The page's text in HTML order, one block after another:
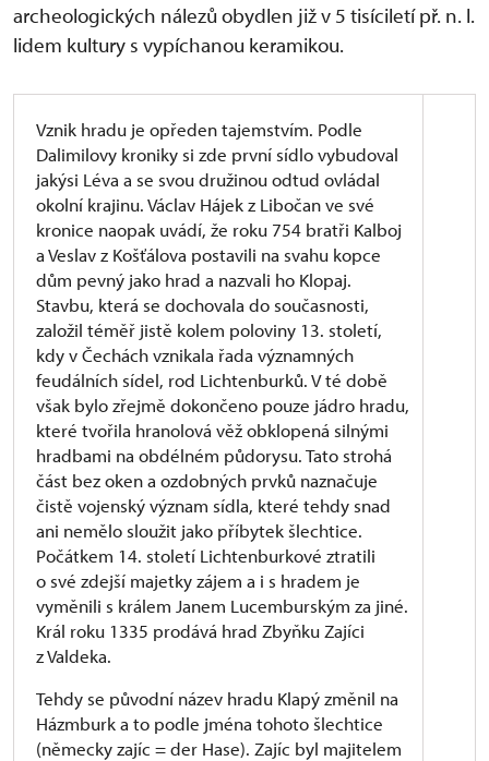
archeologických nálezů obydlen již v 5 tisíciletí př. n. l.
lidem kultury s vypíchanou keramikou.
Vznik hradu je opředen tajemstvím. Podle
Dalimilovy kroniky si zde první sídlo vybudoval
jakýsi Léva a se svou družinou odtud ovládal
okolní krajinu. Václav Hájek z Libočan ve své
kronice naopak uvádí, že roku 754 bratři Kalboj
a Veslav z Košťálova postavili na svahu kopce
dům pevný jako hrad a nazvali ho Klopaj.
Stavbu, která se dochovala do současnosti,
založil téměř jistě kolem poloviny 13. století,
kdy v Čechách vznikala řada významných
feudálních sídel, rod Lichtenburků. V té době
však bylo zřejmě dokončeno pouze jádro hradu,
které tvořila hranolová věž obklopená silnými
hradbami na obdélném půdorysu. Tato strohá
část bez oken a ozdobných prvků naznačuje
čistě vojenský význam sídla, které tehdy snad
ani nemělo sloužit jako příbytek šlechtice.
Počátkem 14. století Lichtenburkové ztratili
o své zdejší majetky zájem a i s hradem je
vyměnili s králem Janem Lucemburským za jiné.
Král roku 1335 prodává hrad Zbyňku Zajíci
z Valdeka.
Tehdy se původní název hradu Klapý změnil na
Házmburk a to podle jména tohoto šlechtice
(německy zajíc = der Hase). Zajíc byl majitelem